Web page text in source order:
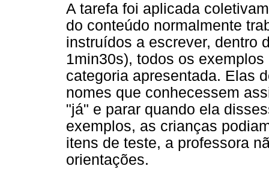
A tarefa foi aplicada
do conteúdo normalmente
instruídos a escrever, dentro
1min30s), todos os
categoria apresentada. Elas
nomes que conhecessem
"já" e parar quando ela
exemplos, as crianças
itens de teste, a professora
orientações.